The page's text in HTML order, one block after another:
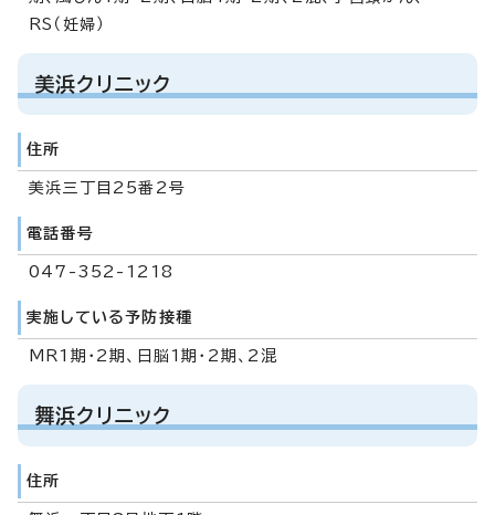
RS（妊婦）
美浜クリニック
住所
美浜三丁目25番2号
電話番号
047-352-1218
実施している予防接種
MR1期・2期、日脳1期・2期、2混
舞浜クリニック
住所